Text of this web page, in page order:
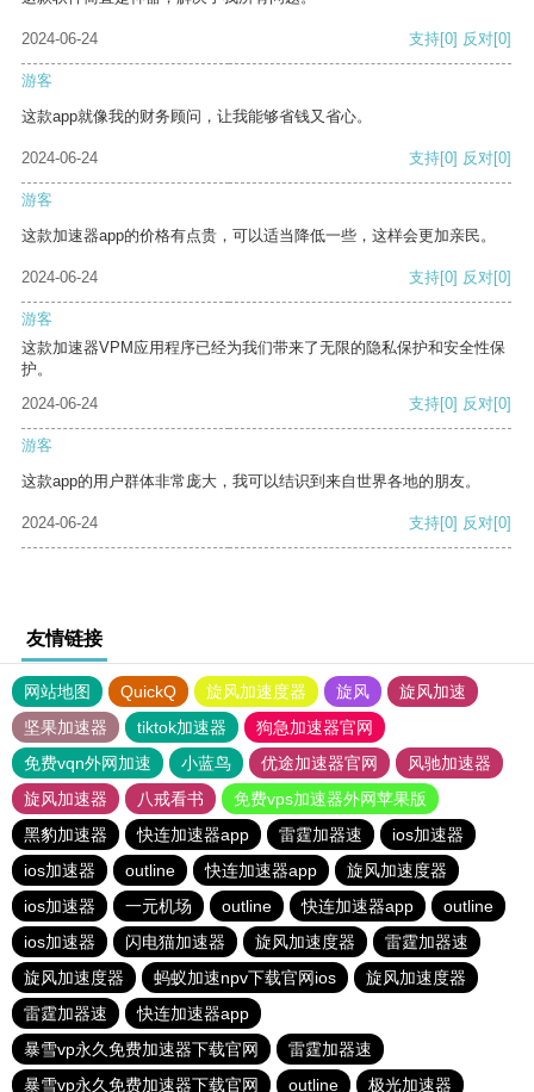
2024-06-24 支持[0] 反对[0]
游客
这款app就像我的财务顾问，让我能够省钱又省心。
2024-06-24 支持[0] 反对[0]
游客
这款加速器app的价格有点贵，可以适当降低一些，这样会更加亲民。
2024-06-24 支持[0] 反对[0]
游客
这款加速器VPM应用程序已经为我们带来了无限的隐私保护和安全性保
护。
2024-06-24
支持[0] 反对[0]
游客
这款app的用户群体非常庞大，我可以结识到来自世界各地的朋友。
2024-06-24 支持[0] 反对[0]
友情链接
网站地图 QuickQ 旋风加速度器 旋风
旋风加速
坚果加速器
tiktok加速器
狗急加速器官网
免费vqn外网加速
小蓝鸟 优途加速器官网
风驰加速器
旋风加速器
八戒看书
免费vps加速器外网苹果版
黑豹加速器
快连加速器app 雷霆加器速
ios加速器
ios加速器
outline 快连加速器app
旋风加速度器
ios加速器
一元机场 outline 快连加速器app
outline
ios加速器
闪电猫加速器 旋风加速度器
雷霆加器速
旋风加速度器
蚂蚁加速npv下载官网ios
旋风加速度器
雷霆加器速
快连加速器app
暴雪vp永久免费加速器下载官网
雷霆加器速
暴雪vp永久免费加速器下载官网
outline 极光加速器